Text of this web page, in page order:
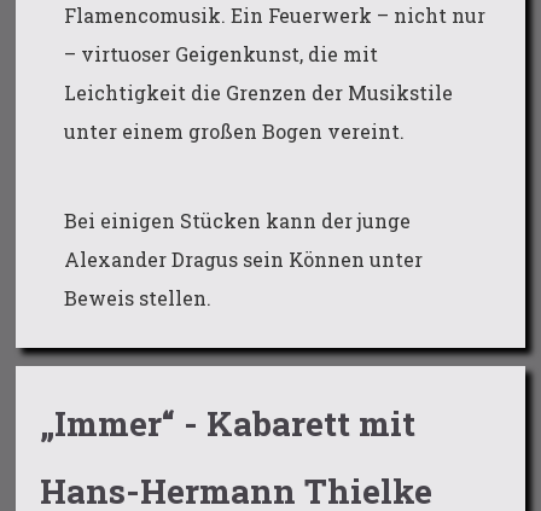
Flamencomusik. Ein Feuerwerk – nicht nur
– virtuoser Geigenkunst, die mit
Leichtigkeit die Grenzen der Musikstile
unter einem großen Bogen vereint.
Bei einigen Stücken kann der junge
Alexander Dragus sein Können unter
Beweis stellen.
„Immer“ - Kabarett mit
Hans-Hermann Thielke